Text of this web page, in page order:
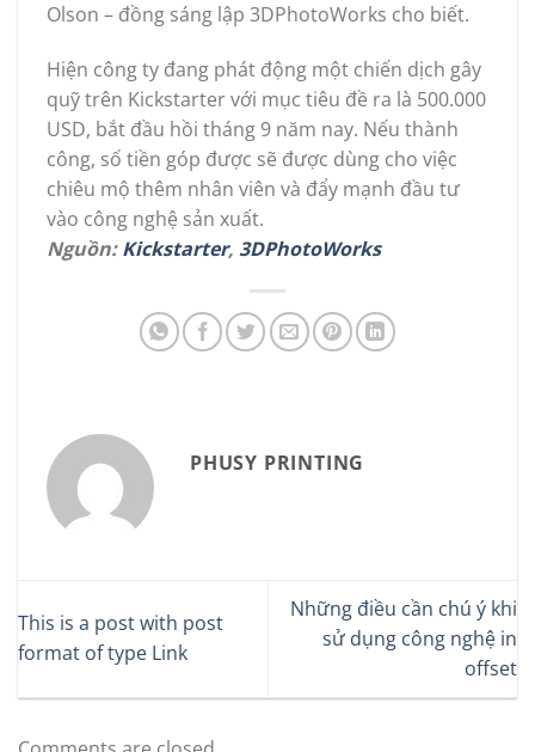
Olson – đồng sáng lập 3DPhotoWorks cho biết.
Hiện công ty đang phát động một chiến dịch gây
quỹ trên Kickstarter với mục tiêu đề ra là 500.000
USD, bắt đầu hồi tháng 9 năm nay. Nếu thành
công, số tiền góp được sẽ được dùng cho việc
chiêu mộ thêm nhân viên và đẩy mạnh đầu tư
vào công nghệ sản xuất.
Nguồn:Kickstarter, 3DPhotoWorks
PHUSY PRINTING
This is a post with post
format of type Link
Những điều cần chú ý khi
sử dụng công nghệ in
offset